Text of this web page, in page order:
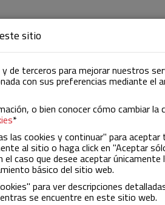
de privacidad
sitio
de terceros para mejorar nuestros
con sus preferencias mediante el
o bien conocer cómo cambiar la
*
las cookies y continuar" para aceptar
al sitio o haga click en "Aceptar
caso que desee aceptar únicamente
básico del sitio web.
para ver descripciones
se encuentre en este sitio web.